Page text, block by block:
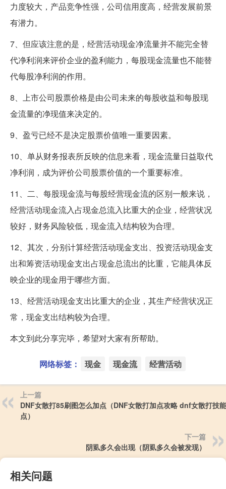
力度较大，产品竞争性强，公司信用度高，经营发展前景
有潜力。
7、但应该注意的是，经营活动现金净流量并不能完全替
代净利润来评价企业的盈利能力，每股现金流量也不能替
代每股净利润的作用。
8、上市公司股票价格是由公司未来的每股收益和每股现
金流量的净现值来决定的。
9、盈亏已经不是决定股票价值唯一重要因素。
10、单从财务报表所反映的信息来看，现金流量日益取代
净利润，成为评价公司股票价值的一个重要标准。
11、二、每股现金流与每股经营现金流的区别一般来说，
经营活动现金流入占现金总流入比重大的企业，经营状况
较好，财务风险较低，现金流入结构较为合理。
12、其次，分别计算经营活动现金支出、投资活动现金支
出和筹资活动现金支出占现金总流出的比重，它能具体反
映企业的现金用于哪些方面。
13、经营活动现金支出比重大的企业，其生产经营状况正
常，现金支出结构较为合理。
本文到此分享完毕，希望对大家有所帮助。
网络标签： 现金 现金流 经营活动
上一篇
DNF女散打85刷图怎么加点（DNF女散打加点攻略 dnf女散打技
点）
下一篇
阴虱多久会出现（阴虱多久会被发现）
相关问题